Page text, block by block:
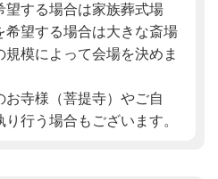
望する場合は家族葬式場
希望する場合は大きな斎場
模によって会場を決めま
寺様（菩提寺）やご自
行う場合もございます。